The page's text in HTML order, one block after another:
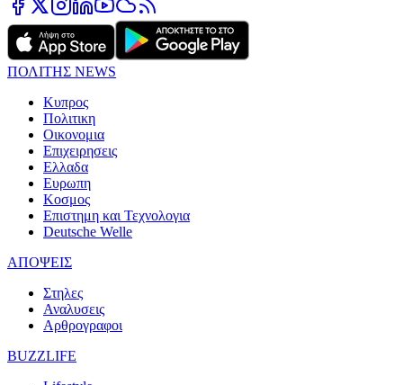
ΠΟΛΙΤΗΣ NEWS
Κυπρος
Πολιτικη
Οικονομια
Επιχειρησεις
Ελλαδα
Ευρωπη
Κοσμος
Επιστημη και Τεχνολογια
Deutsche Welle
ΑΠΟΨΕΙΣ
Στηλες
Αναλυσεις
Αρθρογραφοι
BUZZLIFE